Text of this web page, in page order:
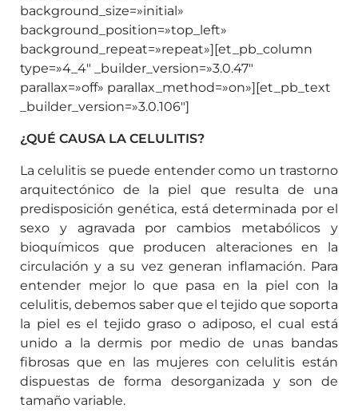
background_size=»initial»
background_position=»top_left»
background_repeat=»repeat»][et_pb_column
type=»4_4″ _builder_version=»3.0.47″
parallax=»off» parallax_method=»on»][et_pb_text
_builder_version=»3.0.106″]
¿QUÉ CAUSA LA CELULITIS?
La celulitis se puede entender como un trastorno
arquitectónico de la piel que resulta de una
predisposición genética, está determinada por el
sexo y agravada por cambios metabólicos y
bioquímicos que producen alteraciones en la
circulación y a su vez generan inflamación. Para
entender mejor lo que pasa en la piel con la
celulitis, debemos saber que el tejido que soporta
la piel es el tejido graso o adiposo, el cual está
unido a la dermis por medio de unas bandas
fibrosas que en las mujeres con celulitis están
dispuestas de forma desorganizada y son de
tamaño variable.